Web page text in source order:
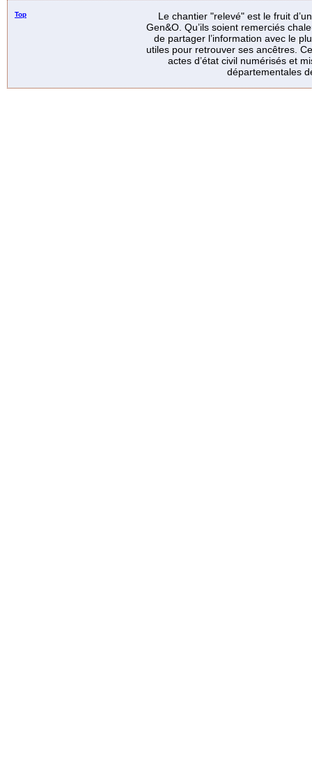
Top
Le chantier "relevé" est le fruit
Gen&O. Qu’ils soient remerciés
de partager l’information avec le
utiles pour retrouver ses ancêtres.
actes d’état civil numérisés et
départementales